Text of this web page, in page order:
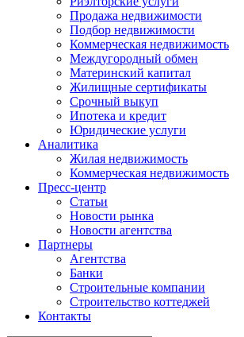
Продажа недвижимости
Подбор недвижимости
Коммерческая недвижимость
Междугородный обмен
Материнский капитал
Жилищные сертификаты
Срочный выкуп
Ипотека и кредит
Юридические услуги
Аналитика
Жилая недвижимость
Коммерческая недвижимость
Пресс-центр
Статьи
Новости рынка
Новости агентства
Партнеры
Агентства
Банки
Строительные компании
Строительство коттеджей
Контакты